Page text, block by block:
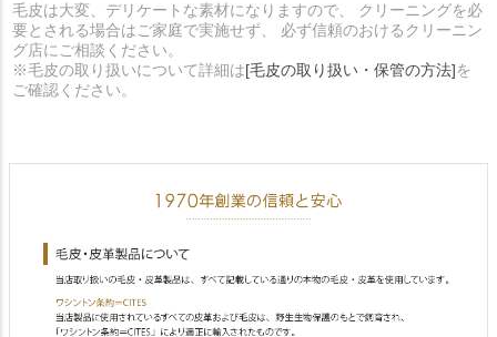
毛皮は大変、デリケートな素材になりますので、 クリーニングを必
要とされる場合はご家庭で実施せず、 必ず信頼のおけるクリーニン
グ店にご相談ください。
※毛皮の取り扱いについて詳細は[毛皮の取り扱い・保管の方法]を
ご確認ください。